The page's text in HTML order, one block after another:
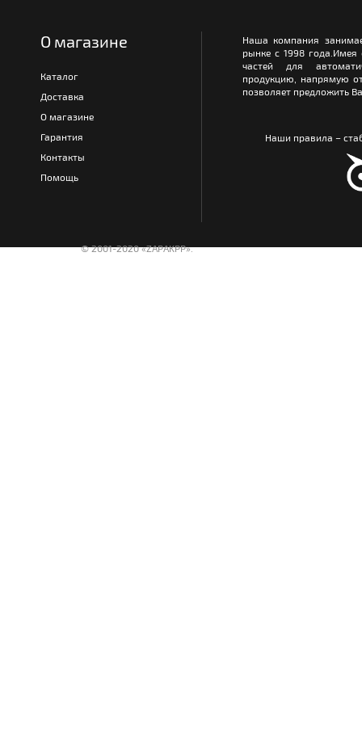
О магазине
Каталог
Доставка
О магазине
Гарантия
Контакты
Помощь
Наша компания
рынке с 1998
частей для
продукцию, напрямую
позволяет предложить
Наши правила –
© 2001-2020 «ZAPAKPP».